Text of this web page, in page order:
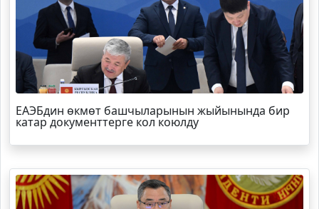
ЕАЭБдин өкмөт башчыларынын жыйынында бир
катар документтерге кол коюлду